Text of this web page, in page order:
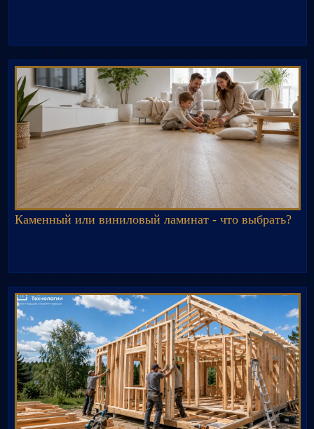
Каменный или виниловый ламинат - что выбрать?